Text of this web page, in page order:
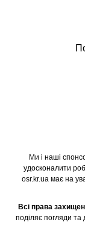
Ми і наші
удосконалити
osr.kr.ua має на
Всі права
поділяє погляди та